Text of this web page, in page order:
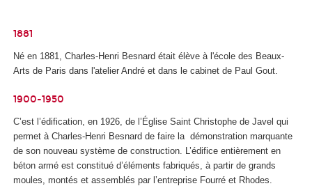
1881
Né en 1881, Charles-Henri Besnard était élève à l'école des Beaux-
Arts de Paris dans l'atelier André et dans le cabinet de Paul Gout.
1900-1950
C’est l’édification, en 1926, de l’Église Saint Christophe de Javel qui
permet à Charles-Henri Besnard de faire la démonstration marquante
de son nouveau système de construction. L’édifice entièrement en
béton armé est constitué d’éléments fabriqués, à partir de grands
moules, montés et assemblés par l’entreprise Fourré et Rhodes.